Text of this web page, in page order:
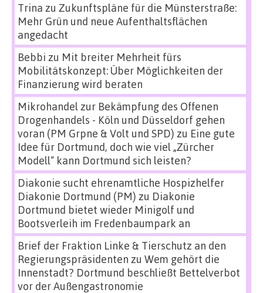
Trina zu Zukunftspläne für die Münsterstraße:
Mehr Grün und neue Aufenthaltsflächen
angedacht
Bebbi zu Mit breiter Mehrheit fürs
Mobilitätskonzept: Über Möglichkeiten der
Finanzierung wird beraten
Mikrohandel zur Bekämpfung des Offenen
Drogenhandels - Köln und Düsseldorf gehen
voran (PM Grpne & Volt und SPD) zu Eine gute
Idee für Dortmund, doch wie viel „Zürcher
Modell“ kann Dortmund sich leisten?
Diakonie sucht ehrenamtliche Hospizhelfer
Diakonie Dortmund (PM) zu Diakonie
Dortmund bietet wieder Minigolf und
Bootsverleih im Fredenbaumpark an
Brief der Fraktion Linke & Tierschutz an den
Regierungspräsidenten zu Wem gehört die
Innenstadt? Dortmund beschließt Bettelverbot
vor der Außengastronomie